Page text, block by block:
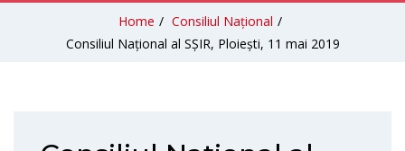
Home / Consiliul Național /
Consiliul Național al SȘIR, Ploiești, 11 mai 2019